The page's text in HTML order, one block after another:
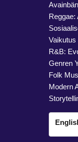
Reggae:
Vaikutus
R&B:
Genren
Folk
Modern